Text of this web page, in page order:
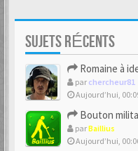
SUJETS RÉCENTS
Romaine à
par chercheur81
Aujourd’hui,
Bouton
parBaillius
Aujourd’hui,